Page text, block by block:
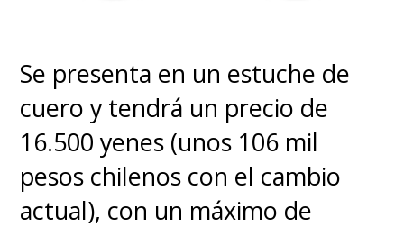
en Mono Gigantesco Dorado y
recuperar la consciencia para
dominar esta forma. Tampoco
anula el efecto del deseo de
Se presenta en un estuche de
cuero y tendrá un precio de
16.500 yenes (unos 106 mil
pesos chilenos con el cambio
actual), con un máximo de